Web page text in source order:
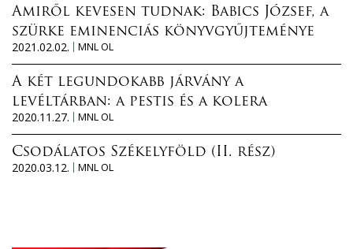
Amiről kevesen tudnak: Babics József, a
szürke eminenciás könyvgyűjteménye
2021.02.02.
MNL OL
A két legundokabb járvány a
levéltárban: a pestis és a kolera
2020.11.27.
MNL OL
Csodálatos Székelyföld (II. rész)
2020.03.12.
MNL OL